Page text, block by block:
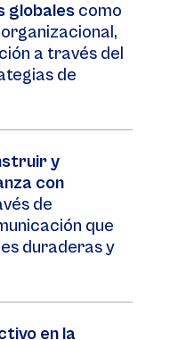
globales como
a través del
de
y
con
de
que
duraderas y
en la